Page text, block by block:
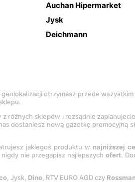
Auchan Hipermarket
Jysk
Deichmann
otrzymasz przede
różnych sklepów i rozsądnie zaplanujecie
dostaniesz nową gazetkę promocyjną
jakiegoś produktu w najniższej
nie przegapisz najlepszychofert.
, Jysk, Dino, RTV EURO AGD czy